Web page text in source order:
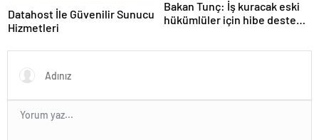
Datahost İle Güvenilir Sunucu
Hizmetleri
Bakan Tunç: İş kuracak eski
hükümlüler için hibe desteği